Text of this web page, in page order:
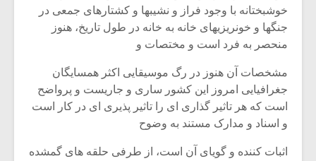
خوشبختانه با وجود فراز و نشیبها و کشتارهای جمعی در
جنگها و خونریزیهای خانه به خانه در طول تاریخ، هنوز
منحصر به فرد است و مختصات و
مشخصات آن هنوز در رگ موسیقایی اکثر همسایگان
جغرافیایی امروز این کشور ساری و جاریست و پرواضح
است که هر تاثیر گذاری ای را تاثیر پذیری ای در کار است
و اسناد و مدارک مستند به وضوح
اثبات کننده و گویای آن است، از طرفی حلقه های گمشده
میکلوش روژا
یادداشتی بر موسیقی
متن فیلم «متری
شیش و نیم»
دوره
موسیقی